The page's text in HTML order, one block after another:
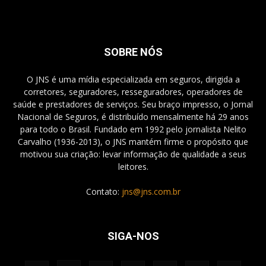
SOBRE NÓS
O JNS é uma mídia especializada em seguros, dirigida a
corretores, seguradores, resseguradores, operadores de
saúde e prestadores de serviços. Seu braço impresso, o Jornal
Nacional de Seguros, é distribuído mensalmente há 29 anos
para todo o Brasil. Fundado em 1992 pelo jornalista Nelito
Carvalho (1936-2013), o JNS mantém firme o propósito que
motivou sua criação: levar informação de qualidade a seus
leitores.
Contato: jns@jns.com.br
SIGA-NOS